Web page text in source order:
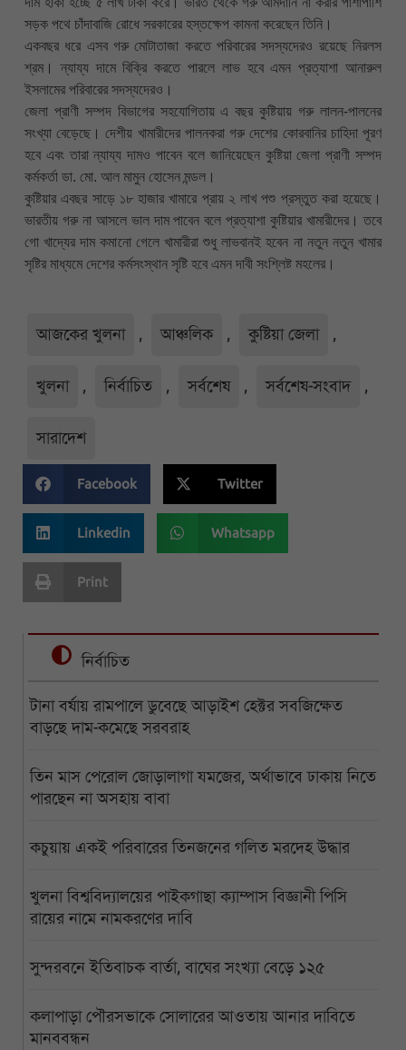
সড়ক পথে চাঁদাবাজি রোধে সরকারের হস্তক্ষেপ কামনা করেছেন তিনি।
একবছর ধরে এসব গরু মোটাতাজা করতে পরিবারের সদস্যদেরও রয়েছে নিরলস
শ্রম। ন্যায্য দামে বিক্রি করতে পারলে লাভ হবে এমন প্রত্যাশা আনারুল
ইসলামের পরিবারের সদস্যদেরও।
জেলা প্রাণী সম্পদ বিভাগের সহযোগিতায় এ বছর কুষ্টিয়ায় গরু লালন-পালনের
সংখ্যা বেড়েছে। দেশীয় খামারীদের পালনকরা গরু দেশের কোরবানির চাহিদা পূরণ
হবে এবং তারা ন্যায্য দামও পাবেন বলে জানিয়েছেন কুষ্টিয়া জেলা প্রাণী সম্পদ
কর্মকর্তা ডা. মো. আল মামুন হোসেন মন্ডল।
কুষ্টিয়ার এবছর সাড়ে ১৮ হাজার খামারে প্রায় ২ লাখ পশু প্রস্তুত করা হয়েছে।
ভারতীয় গরু না আসলে ভাল দাম পাবেন বলে প্রত্যাশা কুষ্টিয়ার খামারীদের। তবে
গো খাদ্যের দাম কমানো গেলে খামারীরা শুধু লাভবানই হবেন না নতুন নতুন খামার
সৃষ্টির মাধ্যমে দেশের কর্মসংস্থান সৃষ্টি হবে এমন দাবী সংশ্লিষ্ট মহলের।
আজকের খুলনা , আঞ্চলিক , কুষ্টিয়া জেলা ,
খুলনা , নির্বাচিত , সর্বশেষ , সর্বশেষ-সংবাদ ,
সারাদেশ
Facebook Twitter
Linkedin Whatsapp
Print
নির্বাচিত
টানা বর্ষায় রামপালে ডুবেছে আড়াইশ হেক্টর সবজিক্ষেত
বাড়ছে দাম-কমেছে সরবরাহ
তিন মাস পেরোল জোড়ালাগা যমজের, অর্থাভাবে ঢাকায় নিতে
পারছেন না অসহায় বাবা
কচুয়ায় একই পরিবারের তিনজনের গলিত মরদেহ উদ্ধার
খুলনা বিশ্ববিদ্যালয়ের পাইকগাছা ক্যাম্পাস বিজ্ঞানী পিসি
রায়ের নামে নামকরণের দাবি
সুন্দরবনে ইতিবাচক বার্তা, বাঘের সংখ্যা বেড়ে ১২৫
কলাপাড়া পৌরসভাকে সোলারের আওতায় আনার দাবিতে
মানববন্ধন